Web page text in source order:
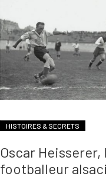
HISTOIRES & SECRETS
Oscar
footballeur